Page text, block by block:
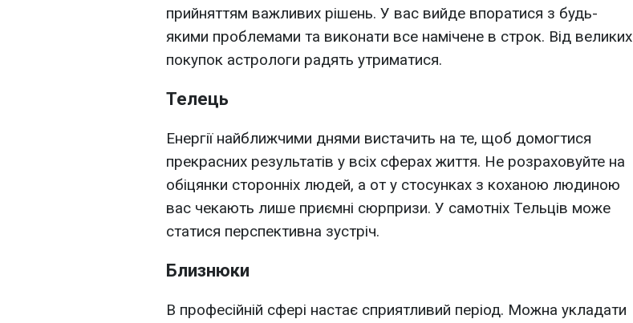
прийняттям важливих рішень. У вас вийде впоратися з будь-
якими проблемами та виконати все намічене в строк. Від великих
покупок астрологи радять утриматися.
Телець
Енергії найближчими днями вистачить на те, щоб домогтися
прекрасних результатів у всіх сферах життя. Не розраховуйте на
обіцянки сторонніх людей, а от у стосунках з коханою людиною
вас чекають лише приємні сюрпризи. У самотніх Тельців може
статися перспективна зустріч.
Близнюки
В професійній сфері настає сприятливий період. Можна укладати